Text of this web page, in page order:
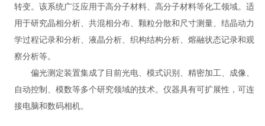
转变。该系统广泛应用于高分子材料、高分子材料等化工领域。适
用于研究晶相分析、共混相分布、颗粒分散和尺寸测量、结晶动力
学过程记录和分析、液晶分析、织构结构分析、熔融状态记录和观
察分析等。
偏光测定装置集成了目前光电、模式识别、精密加工、成像、
自动控制、模数等多个研究领域的技术。仪器具有可扩展性，可连
接电脑和数码相机。